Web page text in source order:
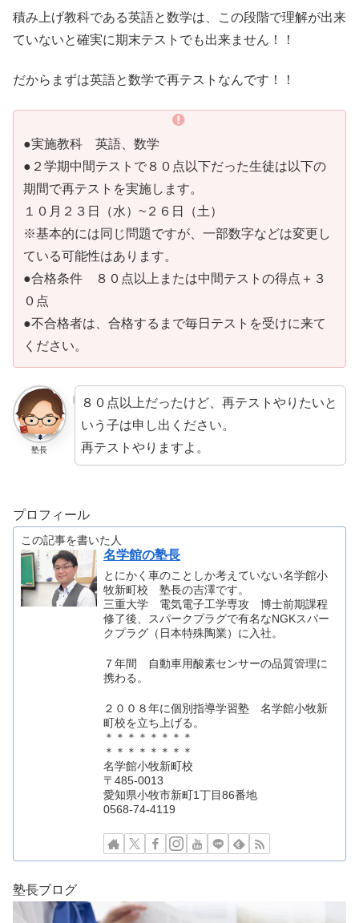
積み上げ教科である英語と数学は、この段階で理解が出来
ていないと確実に期末テストでも出来ません！！
だからまずは英語と数学で再テストなんです！！
●実施教科 英語、数学
●２学期中間テストで８０点以下だった生徒は以下の
期間で再テストを実施します。
１０月２３日（水）~２６日（土）
※基本的には同じ問題ですが、一部数字などは変更し
ている可能性はあります。
●合格条件 ８０点以上または中間テストの得点＋３
０点
●不合格者は、合格するまで毎日テストを受けに来て
ください。
塾長
８０点以上だったけど、再テストやりたいと
いう子は申し出ください。
再テストやりますよ。
プロフィール
この記事を書いた人
名学館の塾長
とにかく車のことしか考えていない名学館小
牧新町校 塾長の吉澤です。
三重大学 電気電子工学専攻 博士前期課程
修了後、スパークプラグで有名なNGKスパー
クプラグ（日本特殊陶業）に入社。
７年間 自動車用酸素センサーの品質管理に
携わる。
２００８年に個別指導学習塾 名学館小牧新
町校を立ち上げる。
＊＊＊＊＊＊＊＊
＊＊＊＊＊＊＊＊
名学館小牧新町校
〒485-0013
愛知県小牧市新町1丁目86番地
0568-74-4119
塾長ブログ